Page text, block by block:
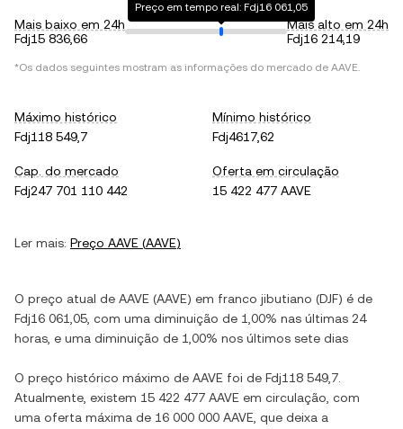
Mais baixo em 24h
Fdj15 836,66
Preço em tempo real: Fdj16 061,05
Mais alto em 24h
Fdj16 214,19
*Os dados seguintes mostram as informações do mercado de AAVE.
Máximo histórico
Fdj118 549,7
Mínimo histórico
Fdj4617,62
Cap. do mercado
Fdj247 701 110 442
Oferta em circulação
15 422 477 AAVE
Ler mais: Preço AAVE (AAVE)
O preço atual de AAVE (AAVE) em franco jibutiano (DJF) é de
Fdj16 061,05 , com uma diminuição de 1,00% nas últimas 24
horas, e uma diminuição de 1,00% nos últimos sete dias
O preço histórico máximo de AAVE foi de Fdj118 549,7
Atualmente, existem 15 422 477 AAVE em circulação, com
uma oferta máxima de 16 000 000 AAVE , que deixa a